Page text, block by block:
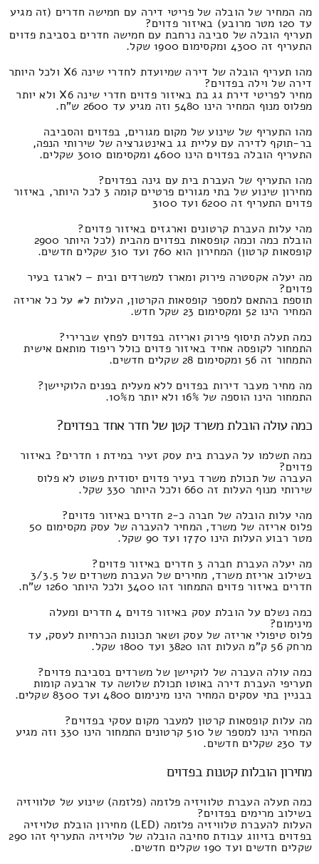
מה המחיר של הובלה של פריטי דירה עם חמישה חדרים (זה מגיע
עד 120 מטר מרובע) באיזור פדוים?
תעריף הובלה של סביבה נרחבת עם חמישה חדרים בסביבת פדוים
התעריף זה 4300 ומקסימום 1900 שקל.
מהו תעריף הובלה של דירה שמיועדת לחדרי שינה X6 ולכל היותר
דירה של וילה בפדוים?
מחיר לפריטי דירת גג בת באיזור פדוים חדרי שינה X6 ולא יותר
מפלוס מנוף המחיר הינו 5480 וזה מגיע עד 2600 ש"ח.
מהו התעריף של שינוע של מקום מגורים, בפדוים והסביבה
בר-תוקף לדירה עם עליית גג באינטגרציה של שירותי הנפה,
התעריף הובלה בפדוים הינו 4600 ומקסימום 3010 שקלים.
מהו התעריף של העברת בית עם גינה בפדוים?
מחירון שינוע של בתי מגורים פרטיים קומה 3 לכל היותר, באיזור
פדוים התעריף זה 6200 ועד 3100
מהי עלות העברת קרטונים וארגזים באיזור פדוים?
הובלת כמה וכמה קופסאות בפדוים מהבית (לכל היותר 2900
קופסאות קרטון) המחירון הוא 760 ועד 310 שקלים חדשים.
מה יעלה אקסטרה פירוק ומארז למשרדים ובית – לארגז בעיר
פדוים?
תוספת בהתאם למספר קופסאות הקרטון, העלות ל# על כל אריזה
המחיר הינו 52 ומקסימום 23 שקל חדש.
כמה תעלה תיסוף פירוק ואריזה בפדוים לפחץ שברירי?
התמחור לקופסה אחיד באיזור פדוים כולל ריפוד מותאם אישית
התמחור זה 56 ומקסימום 28 שקלים חדשים.
מה מחיר מעבר דירות בפדוים ללא מעלית בפנים הלוקיישן?
התמחור הינו הוספה של 16% ולא יותר מ10%.
כמה עולה הובלת משרד קטן של חדר אחד בפדוים?
כמה תשלמו על העברת בית עסק זעיר במידת 1 חדרים? באיזור
פדוים?
העברה של תכולת משרד בעיר פדוים יסודית פשוט לא פלוס
שירותי מנוף העלות זה 660 ולכל היותר 330 שקל.
מהי עלות הובלה של חברה כ-2 חדרים באיזור פדוים?
פלוס אריזה של משרד, המחיר להעברה של עסק מקסימום 50
מטר רבוע העלות הינו 1770 ועד 90 שקל.
מה יעלה העברת חברה 3 חדרים באיזור פדוים?
בשילוב אריזת משרד, מחירים של העברת משרדים של 3/3.5
חדרים באיזור פדוים התמחור זהו 3400 ולכל היותר 1260 ש"ח.
כמה נשלם על הובלת עסק באיזור פדוים 4 חדרים ומעלה
מינימום?
פלוס טיפולי אריזה של עסק ושאר תכונות הכרחיות לעסק, עד
מרחק 56 ק"מ העלות זהו 3820 ועד 1800 שקל.
כמה עולה העברה של לוקיישן של משרדים בסביבת פדוים?
תעריפי העברת דירה באוטו תכולת שלושה עד ארבעה קומות
בבניין בתי עסקים המחיר הינו מינימום 4800 ועד 8300 שקלים.
מה עלות קופסאות קרטון למעבר מקום עסקי בפדוים?
המחיר הינו למספר של 510 קרטונים התמחור הינו 330 וזה מגיע
עד 230 שקלים חדשים.
מחירון הובלות קטנות בפדוים
כמה תעלה העברת טלוויזיה פלזמה (פלזמה) שינוע של טלוויזיה
בשילוב מרימים בפדוים?
העלות להעברת טלוויזיה פלזמה (LED) מחירון הובלת טלויזיה
בפדוים בזיווג עבודת סחיבה הובלה של טלויזיה התעריף זהו 290
שקלים חדשים ועד 190 שקלים חדשים.